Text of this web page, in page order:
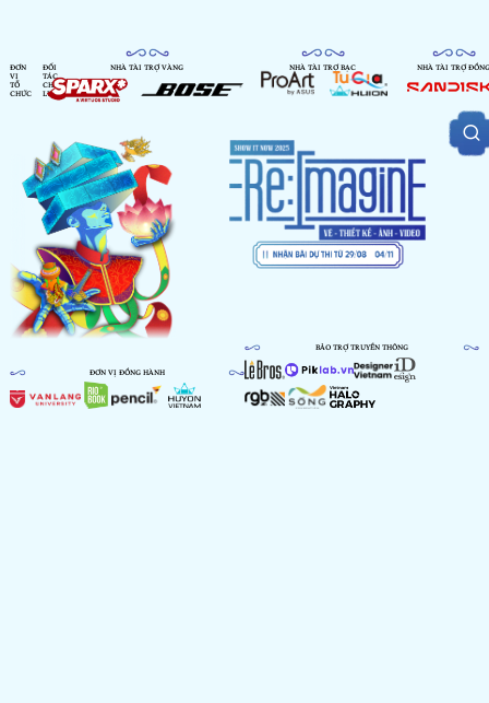
ĐƠN
VỊ
TỔ
CHỨC
ĐỐI
TÁC
CHIẾN
LƯỢC
NHÀ TÀI TRỢ VÀNG NHÀ TÀI TRỢ BẠC NHÀ TÀI TRỢ ĐỒNG
ĐƠN VỊ ĐỒNG HÀNH
BẢO TRỢ TRUYỀN THÔNG